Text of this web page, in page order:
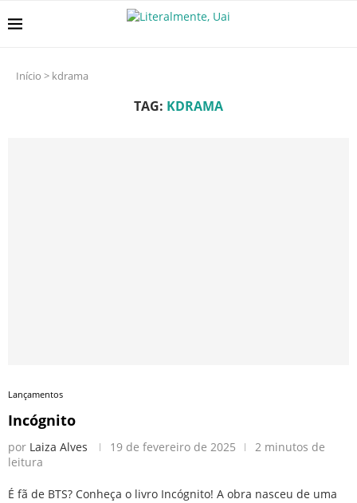
Início > kdrama
TAG: KDRAMA
Lançamentos
Incógnito
por Laiza Alves 19 de fevereiro de 2025
2 minutos de
leitura
É fã de BTS? Conheça o livro Incógnito! A obra nasceu de uma